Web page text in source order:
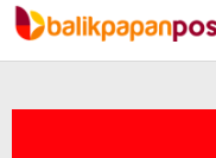
Skip
to
content